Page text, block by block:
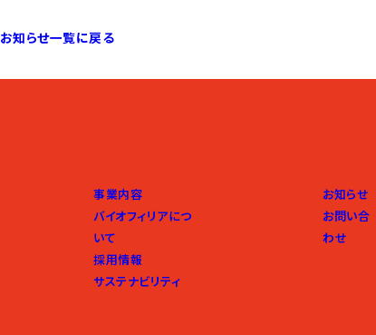
お知らせ一覧に戻る
事業内容
バイオフィリアにつ
いて
採用情報
サステナビリティ
お知らせ
お問い合
わせ